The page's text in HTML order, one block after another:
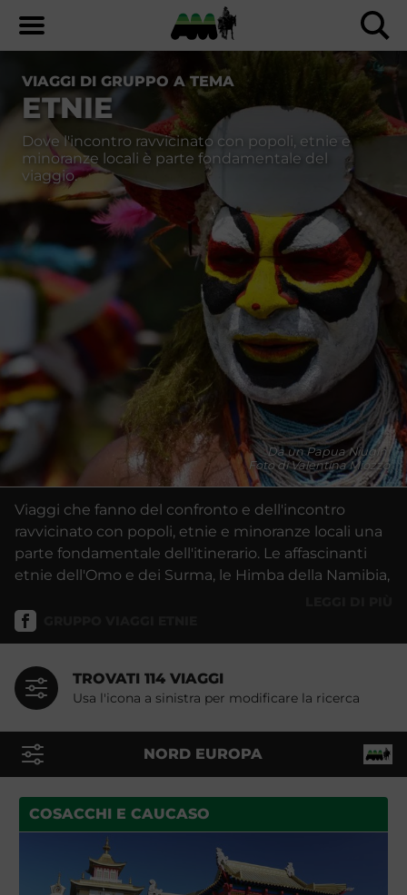
VIAGGI DI GRUPPO A TEMA
ETNIE
Dove l'incontro ravvicinato con popoli, etnie e
minoranze locali è parte fondamentale del
viaggio.
Da un Papua Niugini
Foto di Valentina Miozzo
Viaggi che fanno del confronto e dell'incontro
ravvicinato con popoli, etnie e minoranze locali una
parte fondamentale dell'itinerario. Le affascinanti
etnie dell'Omo e dei Surma, le Himba della Namibia,
e del vicino Ladakh, i nomadi della Mongolia, le tribu
del Nagaland e dell'Arunachal, le isolate comunita
multicolore della Papua Nuova Guinea.
TROVATI 114 VIAGGI
Usa l'icona a sinistra per modificare la ricerca
NORD EUROPA
COSACCHI E CAUCASO